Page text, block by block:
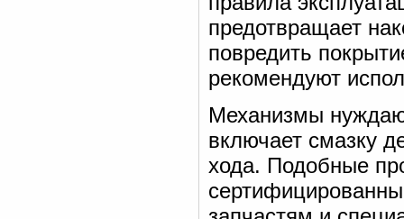
предотвращает
повредить
рекомендуют
Механизмы
включает смазку
хода. Подобные